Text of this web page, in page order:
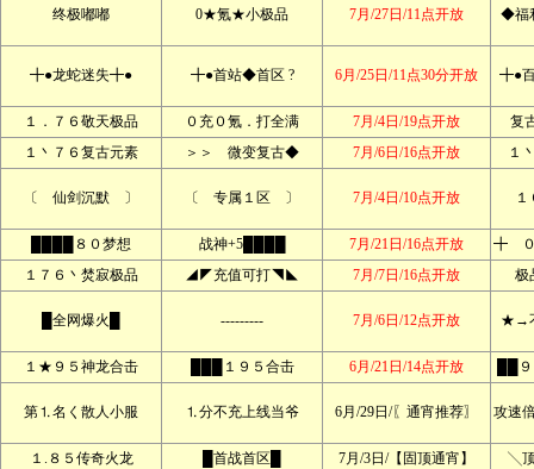
终极嘟嘟 0★氪★小极品 7月/27日/11点开放 ◆福
╋●龙蛇迷失╋● ╋●首站◆首区 ? 6月/25日/11点30分开放 ╋●
１．７６敬天极品 ０充０氪．打全满 7月/4日/19点开放
复
１丶７６复古元素
＞＞ 微变复古◆ 7月/6日/16点开放 １
〔 仙剑沉默 〕 〔 专属１区 〕 7月/4日/10点开放
████８０梦想 战神+5████ 7月/21日/16点开放
╋ ０
１７６丶焚寂极品
◢◤充值可打◥◣ 7月/7日/16点开放 极
█全网爆火█ --------- 7月/6日/12点开放 ★→
１★９５神龙合击 ███１９５合击 6月/21日/14点开放 ██
第⒈名く散人小服 ⒈分不充上线当爷 6月/29日/〖通宵推荐〗 攻速
１.８５传奇火龙 █首战首区█ 7月/3日/【固顶通宵】
╲